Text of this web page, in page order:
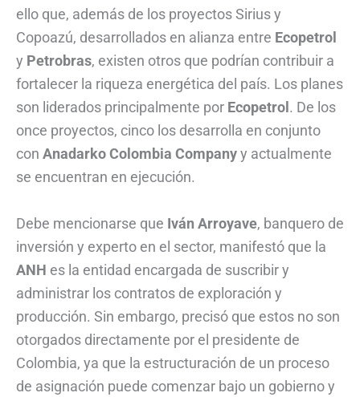
ello que, además de los proyectos Sirius y
Copoazú, desarrollados en alianza entre Ecopetrol
y Petrobras, existen otros que podrían contribuir a
fortalecer la riqueza energética del país. Los planes
son liderados principalmente por Ecopetrol. De los
once proyectos, cinco los desarrolla en conjunto
con AnadarkoColombia Companyy actualmente
se encuentran en ejecución.
Debe mencionarse que Iván Arroyave, banquero de
inversión y experto en el sector, manifestó que la
ANH es la entidad encargada de suscribir y
administrar los contratos de exploración y
producción. Sin embargo, precisó que estos no son
otorgados directamente por el presidente de
Colombia, ya que la estructuración de un proceso
de asignación puede comenzar bajo un gobierno y